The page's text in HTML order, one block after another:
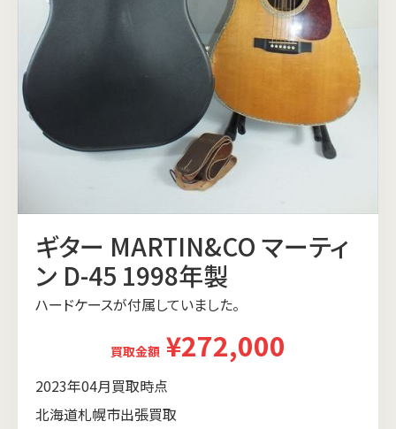
ギター MARTIN&CO マーティ
ン D-45 1998年製
ハードケースが付属していました。
買取金額 ¥272,000
2023年04月買取時点
北海道札幌市出張買取